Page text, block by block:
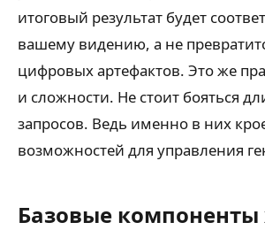
итоговый результат будет
вашему видению, а не
цифровых артефактов. Это же
и сложности. Не стоит бояться
запросов. Ведь именно в них
возможностей для управления
Базовые компоненты